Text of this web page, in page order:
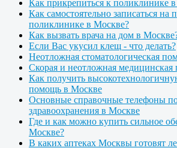
Как прикрепиться к поликлинике
Как самостоятельно записаться на
поликлинике в Москве?
Как вызвать врача на дом в
Если Вас укусил клещ - что делать?
Неотложная стоматологическая
Скорая и неотложная
Как получить
помощь в Москве
Основные справочные телефоны
здравоохранения в Москве
Где и как можно купить сильное
Москве?
В каких аптеках Москвы готовят